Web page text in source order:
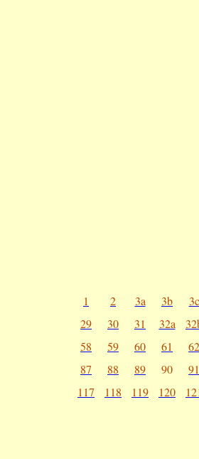
1 2 3a 3b 3c
29
30 31 32a
58
59 60 61 62
87
88 89 90 91
117
118 119 120